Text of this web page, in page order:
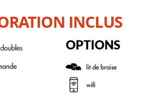
INCLUS